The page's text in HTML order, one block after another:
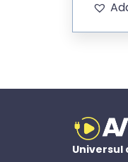
Universul